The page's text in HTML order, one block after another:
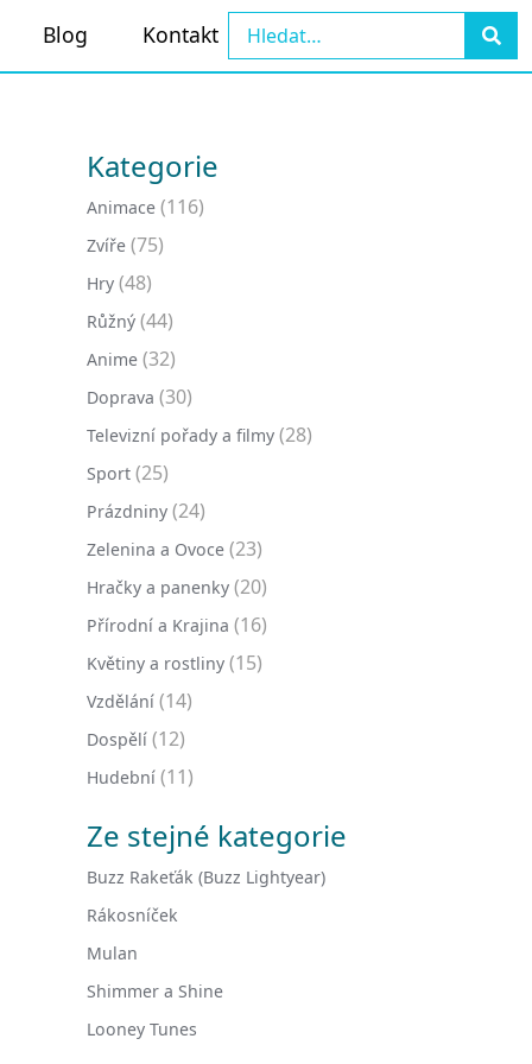
Blog Kontakt
Kategorie
Animace (116)
Zvíře (75)
Hry (48)
Růžný (44)
Anime (32)
Doprava (30)
Televizní pořady a filmy (28)
Sport (25)
Prázdniny (24)
Zelenina a Ovoce (23)
Hračky a panenky (20)
Přírodní a Krajina (16)
Květiny a rostliny (15)
Vzdělání (14)
Dospělí (12)
Hudební (11)
Ze stejné kategorie
Buzz Rakeťák (Buzz Lightyear)
Rákosníček
Mulan
Shimmer a Shine
Looney Tunes